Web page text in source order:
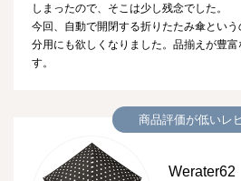
しまったので、そこは少し残念でした。
今回、自動で開閉する折りたたみ傘とい
分用にも欲しくなりました。品揃えが豊
す。
商品評価が低いレ
Werater62